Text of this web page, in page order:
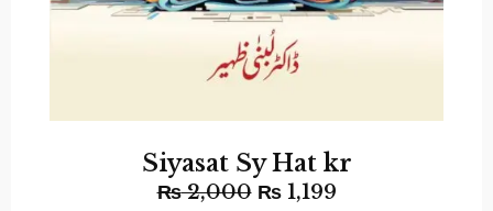
Siyasat Sy Hat kr
₨2,000 ₨1,199